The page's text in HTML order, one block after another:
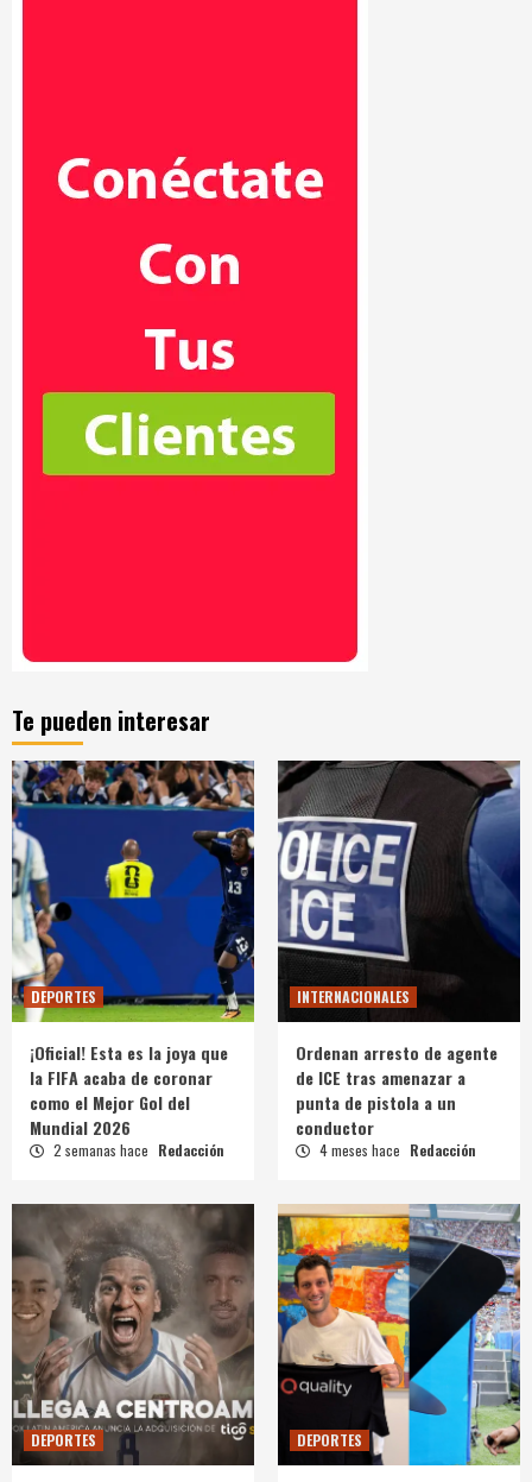
Te pueden interesar
DEPORTES
¡Oficial! Esta es la joya que
la FIFA acaba de coronar
como el Mejor Gol del
Mundial 2026
2 semanas hace Redacción
INTERNACIONALES
Ordenan arresto de agente
de ICE tras amenazar a
punta de pistola a un
conductor
4 meses hace Redacción
DEPORTES DEPORTES